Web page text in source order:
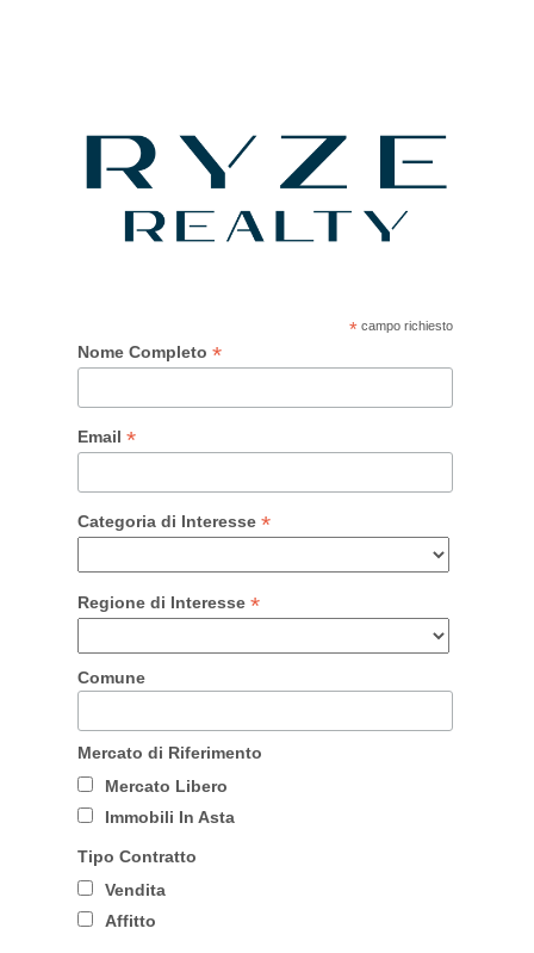
*campo richiesto
Nome Completo*
Email*
Categoria di Interesse*
Regione di Interesse*
Comune
Mercato di Riferimento
Mercato Libero
Immobili In Asta
Tipo Contratto
Vendita
Affitto